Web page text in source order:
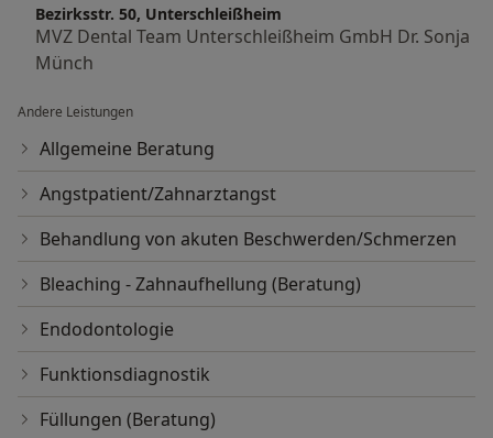
Bezirksstr. 50, Unterschleißheim
MVZ Dental Team Unterschleißheim GmbH Dr. Sonja
Münch
Andere Leistungen
Allgemeine Beratung
Angstpatient/Zahnarztangst
Behandlung von akuten Beschwerden/Schmerzen
Bleaching - Zahnaufhellung (Beratung)
Endodontologie
Funktionsdiagnostik
Füllungen (Beratung)